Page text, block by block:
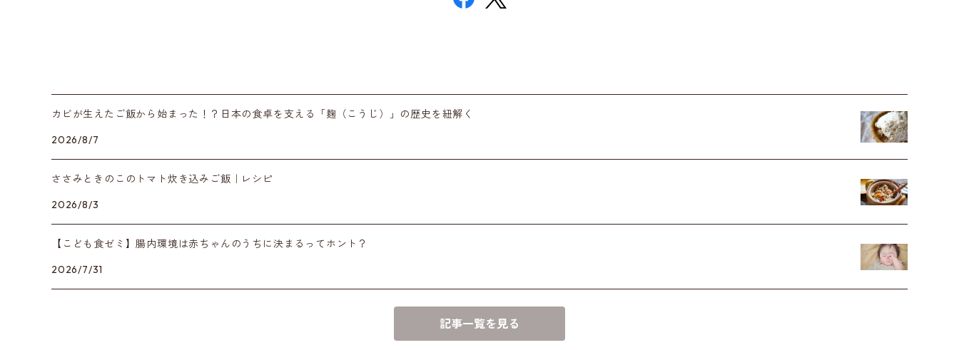
カビが生えたご飯から始まった！？日本の食卓を支える「麹（こうじ）」の歴史を紐解く
2026/8/7
ささみときのこのトマト炊き込みご飯｜レシピ
2026/8/3
【こども食ゼミ】腸内環境は赤ちゃんのうちに決まるってホント？
2026/7/31
記事一覧を見る